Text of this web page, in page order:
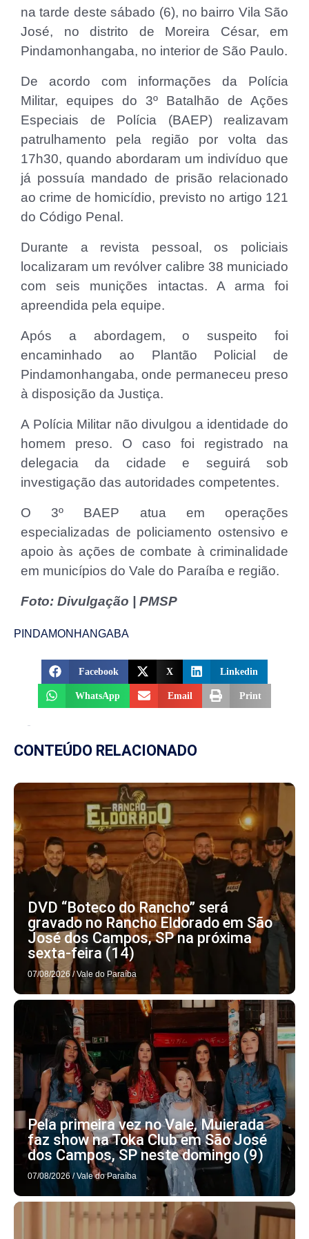
na tarde deste sábado (6), no bairro Vila São
José, no distrito de Moreira César, em
Pindamonhangaba, no interior de São Paulo.
De acordo com informações da Polícia
Militar, equipes do 3º Batalhão de Ações
Especiais de Polícia (BAEP) realizavam
patrulhamento pela região por volta das
17h30, quando abordaram um indivíduo que
já possuía mandado de prisão relacionado
ao crime de homicídio, previsto no artigo 121
do Código Penal.
Durante a revista pessoal, os policiais
localizaram um revólver calibre 38 municiado
com seis munições intactas. A arma foi
apreendida pela equipe.
Após a abordagem, o suspeito foi
encaminhado ao Plantão Policial de
Pindamonhangaba, onde permaneceu preso
à disposição da Justiça.
A Polícia Militar não divulgou a identidade do
homem preso. O caso foi registrado na
delegacia da cidade e seguirá sob
investigação das autoridades competentes.
O 3º BAEP atua em operações
especializadas de policiamento ostensivo e
apoio às ações de combate à criminalidade
em municípios do Vale do Paraíba e região.
Foto: Divulgação | PMSP
PINDAMONHANGABA
Facebook X Linkedin
WhatsApp Email Print
CONTEÚDO RELACIONADO
DVD “Boteco do Rancho” será
gravado no Rancho Eldorado em São
José dos Campos, SP na próxima
sexta-feira (14)
07/08/2026 / Vale do Paraíba
Pela primeira vez no Vale, Muierada
faz show na Toka Club em São José
dos Campos, SP neste domingo (9)
07/08/2026 / Vale do Paraíba